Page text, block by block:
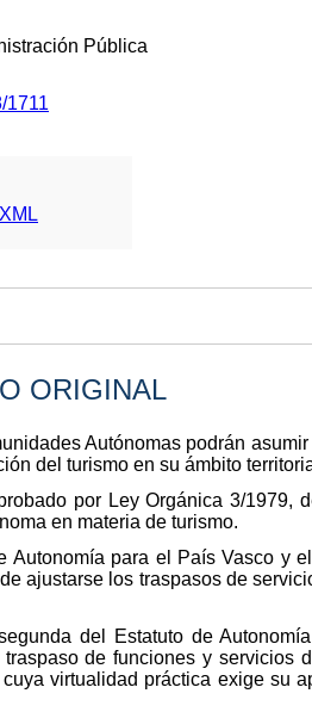
Pública
1711
XML
ORIGINAL
Autónomas podrán
del turismo en su ámbito
por Ley Orgánica 3/1979,
en materia de turismo.
para el País Vasco y
ajustarse los traspasos de
del Estatuto de
de funciones y servicios
virtualidad práctica exige su